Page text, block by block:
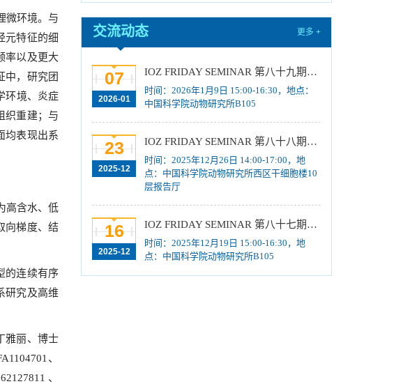
微环境。与
元特征的细
率以及更大
中，研究团
环境、炎症
织重建；与
均表现出系
高含水、低
向梯度、结
的连续有序
研究及高维
雅丽、博士
、
、
中国科学院动物研究所2025年第一批报废固定
资产处置项目成交结果公告
中国科学院动物研究所固定资产处置公告[2025-
中国科学院动物研究所2026年招收攻读博士学
位研究生简章[2025-11-13]
中国科学院动物研究所2026年博士招生目录
[2025-10-30]
中国科学院动物研究所2026年硕士研究生招生
章程[2025-10-12]
交流动态 更多 +
07
2026-01
IOZ FRIDAY SEMINAR 第八十九期：细胞多维结构光超分辨动态成像研究、免抽血无创活体光学流式细胞仪突破循环(肿瘤)细胞/外泌体检测瓶颈
时间：2026年1月9日 15:00-16:30，地点：
中国科学院动物研究所B105
23
2025-12
IOZ FRIDAY SEMINAR 第八十八期：Align Ai and Bio
时间：2025年12月26日 14:00-17:00，地
点：中国科学院动物研究所西区干细胞楼10
层报告厅
16
2025-12
IOZ FRIDAY SEMINAR 第八十七期：高时空分辨及跨尺度多参量光学成像
时间：2025年12月19日 15:00-16:30，地
点：中国科学院动物研究所B105